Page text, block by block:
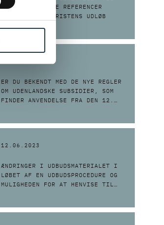
AT INDHENTE NYE REFERENCER
EFTER TILBUDSFRISTENS UDLØB
ER DU BEKENDT MED DE NYE REGLER
OM UDENLANDSKE SUBSIDIER, SOM
FINDER ANVENDELSE FRA DEN 12.
12.06.2023
ÆNDRINGER I UDBUDSMATERIALET I
LØBET AF EN UDBUDSPROCEDURE OG
MULIGHEDEN FOR AT HENVISE TIL